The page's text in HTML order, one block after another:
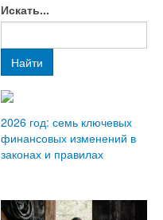
Искать...
Найти
2026 год: семь ключевых
финансовых изменений в
законах и правилах